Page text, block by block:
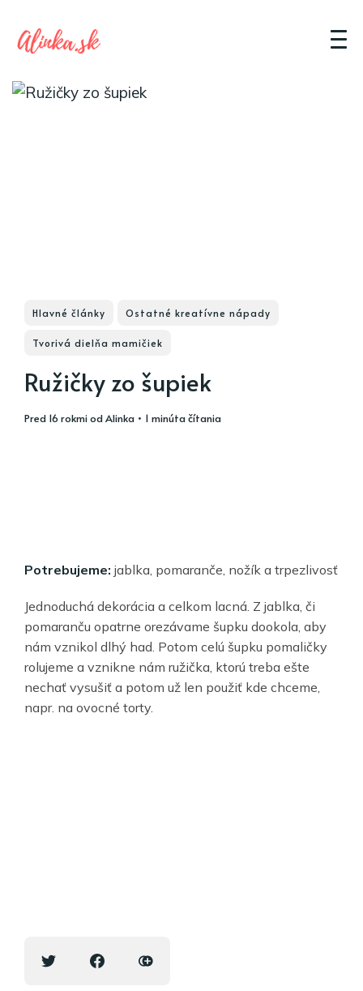
Hlavné články Ostatné kreatívne nápady
Tvorivá dielňa mamičiek
Ružičky zo šupiek
pred 16 rokmiodAlinka • 1 minúta čítania
Potrebujeme: jablka, pomaranče, nožík a trpezlivosť
Jednoduchá dekorácia a celkom lacná. Z jablka, či
pomaranču opatrne orezávame šupku dookola, aby
nám vznikol dlhý had. Potom celú šupku pomaličky
rolujeme a vznikne nám ružička, ktorú treba ešte
nechať vysušiť a potom už len použiť kde chceme,
napr. na ovocné torty.